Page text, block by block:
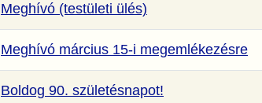
Meghívó (testületi ülés)
Meghívó március 15-i megemlékezésre
Boldog 90. születésnapot!